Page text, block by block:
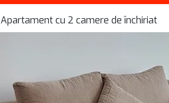
Apartament cu 2 camere de închiriat